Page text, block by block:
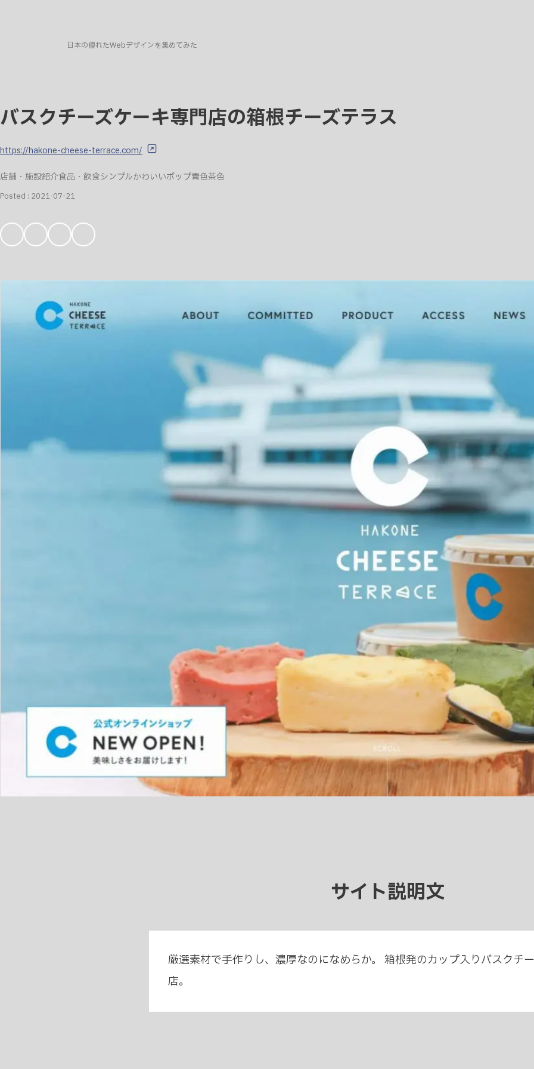
日本の優れたWebデザインを集めてみた
バスクチーズケーキ専門店の箱根チーズテラス
https://hakone-cheese-terrace.com/
店舗・施設紹介食品・飲食シンプルかわいいポップ青色茶色
Posted : 2021-07-21
気
入
サイト説明文
厳選素材で手作りし、濃厚なのになめらか。 箱根発のカップ入りバスクチ
店。